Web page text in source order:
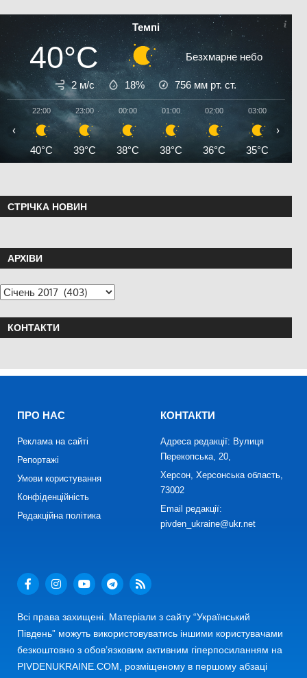
Темпі
40°C Безхмарне небо
2 м/с 18% 756 мм рт. ст.
22:00
40°C
23:00
39°C
00:00
38°C
01:00
38°C
02:00
36°C
03:00
35°C
‹ ›
СТРІЧКА НОВИН
АРХІВИ
КОНТАКТИ
ПРО НАС
Реклама на сайті
Репортажі
Умови користування
Конфіденційність
Редакційна політика
КОНТАКТИ
Адреса редакції: Вулиця
Перекопська, 20,
Херсон, Херсонська область,
73002
Email редакції:
pivden_ukraine@ukr.net
Всі права захищені. Матеріали з сайту “Український
Південь” можуть використовуватись іншими користувачами
безкоштовно з обов’язковим активним гіперпосиланням на
PIVDENUKRAINE.COM, розміщеному в першому абзаці